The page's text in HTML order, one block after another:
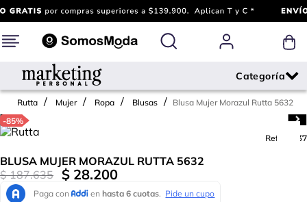
Rutta Mujer Ropa Blusas
Blusa Mujer Morazul Rutta 5632
-85%
Ref.
710137
BLUSA MUJER MORAZUL RUTTA 5632
$ 187.635 $ 28.200